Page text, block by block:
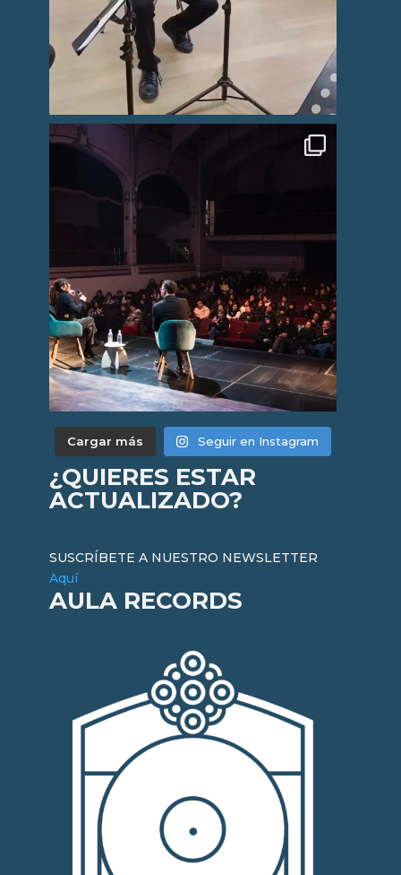
Cargar más Seguir en Instagram
¿QUIERES ESTAR
ACTUALIZADO?
SUSCRÍBETE A NUESTRO NEWSLETTER
Aquí
AULA RECORDS